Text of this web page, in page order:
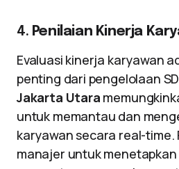
4. Penilaian Kinerja
Evaluasi kinerja karyawan
penting dari pengelolaan
Jakarta Utara
untuk memantau dan
karyawan secara real-time.
manajer untuk